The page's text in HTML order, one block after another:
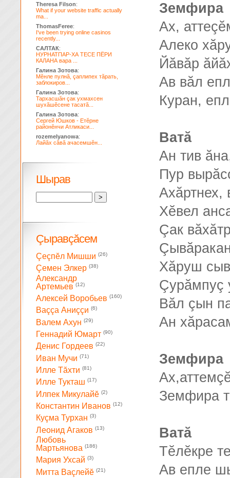
Земфира
Ах,
Алеко
Йăвăр
Ав вăл
Куран,
Ватă
Ан тив
Пур
Ахăртнех,
Хĕвел
Çак
Хăруш
Çурăмпуç
Вăл çын
Ан
Земфира
Земфира
Ватă
Тĕлĕкре
Ав епле
Theresa Filson:
What if your website traffic actually
ma...
ThomasFeree:
I've been trying online casinos
recently...
САЛТАК:
НУРНАТПАР-ХА ТЕСЕ ПЁРИ
КАЛАНА вара ...
Галина Зотова:
Мĕнле пулнă, çаплипех тăрать,
заблокиров...
Галина Зотова:
Тархасшăн çак ухмахсен
шухăшĕсене тасатă...
Галина Зотова:
Сергей Юшков - Етĕрне
районĕнчи Атликаси...
rozemelyanowa:
Лайăх сăвă ачасемшĕн...
Шырав
Çыравçăсем
Çеçпĕл Мишши (26)
Çемен Элкер (38)
Александр
Артемьев (12)
Алексей Воробьев (160)
Ваççа Аниççи (6)
Валем Ахун (29)
Геннадий Юмарт (90)
Денис Гордеев (22)
Иван Мучи (71)
Илле Тăхти (81)
Илле Тукташ (17)
Илпек Микулайĕ (2)
Константин Иванов (12)
Куçма Турхан (3)
Леонид Агаков (13)
Любовь
Мартьянова (186)
Мария Ухсай (3)
Митта Ваçлейĕ (21)